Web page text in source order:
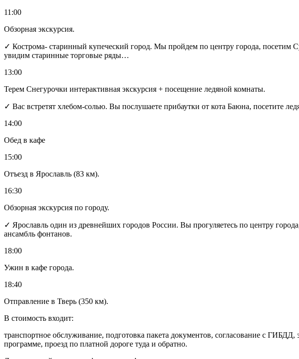
11:00
Обзорная экскурсия.
✓ Кострома- старинный купеческий город. Мы пройдем по центру города,
увидим старинные торговые ряды…
13:00
Терем Снегурочки интерактивная экскурсия + посещение ледяной комнаты.
✓ Вас встретят хлебом-солью. Вы послушаете прибаутки от кота Баюна, посетите
14:00
Обед в кафе
15:00
Отъезд в Ярославль (83 км).
16:30
Обзорная экскурсия по городу.
✓ Ярославль один из древнейших городов России. Вы прогуляетесь по центру
ансамбль фонтанов.
18:00
Ужин в кафе города.
18:40
Отправление в Тверь (350 км).
В стоимость входит:
транспортное обслуживание, подготовка пакета документов, согласование с
программе, проезд по платной дороге туда и обратно.